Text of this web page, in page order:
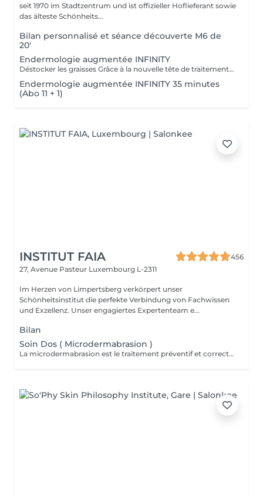
seit 1970 im Stadtzentrum und ist offizieller Hoflieferant sowie
das älteste Schönheits...
Bilan personnalisé et séance découverte M6 de
20'
Endermologie augmentée INFINITY
Déstocker les graisses Grâce à la nouvelle tête de traitement brevetée Alliance, endermologie® permet de cibler et daffiner les zones rebelles à lexercice et à lhygiène alimentaire (bras, dos, ventre, taille, cuisses..) tout en sadaptant précisément aux besoins de chaque peau. Lisser la cellulite La cellulite, qui touche 90 % des femmes même les plus minces et les plus sportives, résulte à la fois dun stockage de graisses dans les adipocytes (cellules graisseuses) et dune rétention deau tout autour. Raffermir la peau Variations de poids, grossesses, temps qui passe la peau perd progressivement de sa tonicité et de sa souplesse. Même si ce relâchement cutané concerne tout le corps, certaines zones y sont plus sensibles : intérieur des cuisses, ventre, bras, etc Retrouver des jambes légères Jambes lourdes et douloureuses, chevilles ou pieds gonflés ces symptômes traduisent une mauvaise circulation sanguine et lymphatique. Les toxines saccumulent dans lorganisme, ce qui explique de telles variations de volume en une même journée ou à différents moments du cycle féminin. Bien-être Découvrez des parcours de soins au concept exclusif, pour une efficacité et une détente incomparables.
Endermologie augmentée INFINITY 35 minutes
(Abo 11 + 1)
INSTITUT FAIA
456
27, Avenue Pasteur Luxembourg L-2311
Im Herzen von Limpertsberg verkörpert unser
Schönheitsinstitut die perfekte Verbindung von Fachwissen
und Exzellenz. Unser engagiertes Expertenteam e...
Bilan
Soin Dos ( Microdermabrasion )
La microdermabrasion est le traitement préventif et correctif par excellence. Elle stimule la régénération cellulaire et la production de cellules jeunes. À l'aide d'une tête diamantée, la microdermabrasion enlève toutes les cellules mortes. Dès le premier traitement, la peau est plus éclatante, plus douce et visiblement exfoliée.